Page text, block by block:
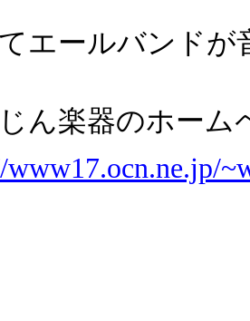
ールバンドが
器のホーム